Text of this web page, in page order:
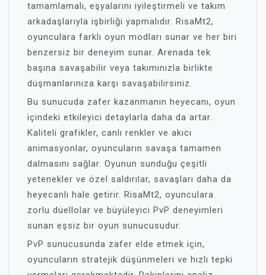
tamamlamalı, eşyalarını iyileştirmeli ve takım
arkadaşlarıyla işbirliği yapmalıdır. RisaMt2,
oyunculara farklı oyun modları sunar ve her biri
benzersiz bir deneyim sunar. Arenada tek
başına savaşabilir veya takımınızla birlikte
düşmanlarınıza karşı savaşabilirsiniz.
Bu sunucuda zafer kazanmanın heyecanı, oyun
içindeki etkileyici detaylarla daha da artar.
Kaliteli grafikler, canlı renkler ve akıcı
animasyonlar, oyuncuların savaşa tamamen
dalmasını sağlar. Oyunun sunduğu çeşitli
yetenekler ve özel saldırılar, savaşları daha da
heyecanlı hale getirir. RisaMt2, oyunculara
zorlu düellolar ve büyüleyici PvP deneyimleri
sunan eşsiz bir oyun sunucusudur.
PvP sunucusunda zafer elde etmek için,
oyuncuların stratejik düşünmeleri ve hızlı tepki